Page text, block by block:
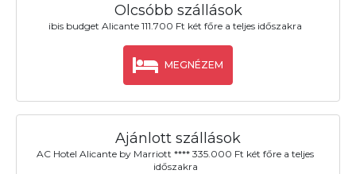
Olcsóbb szállások
ibis budget Alicante 111.700 Ft két főre a teljes időszakra
MEGNÉZEM
Ajánlott szállások
AC Hotel Alicante by Marriott **** 335.000 Ft két főre a teljes
időszakra